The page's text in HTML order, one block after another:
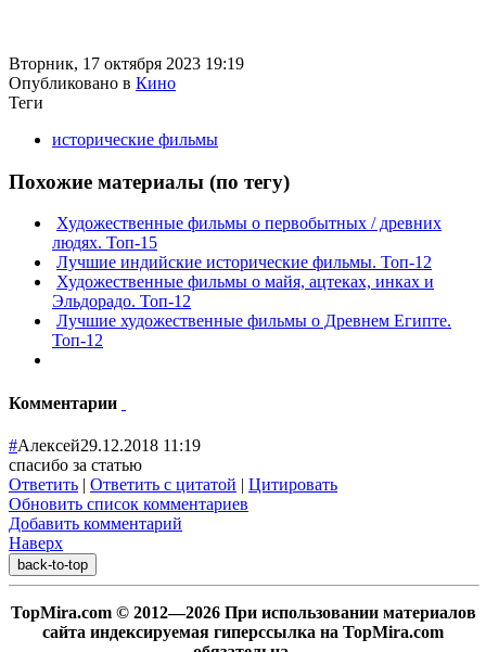
Вторник, 17 октября 2023 19:19
Опубликовано в Кино
Теги
исторические фильмы
Похожие материалы (по тегу)
Художественные фильмы о первобытных / древних
людях. Топ-15
Лучшие индийские исторические фильмы. Топ-12
Художественные фильмы о майя, ацтеках, инках и
Эльдорадо. Топ-12
Лучшие художественные фильмы о Древнем Египте.
Топ-12
Комментарии
#Алексей29.12.2018 11:19
спасибо за статью
Ответить | Ответить с цитатой | Цитировать
Обновить список комментариев
Добавить комментарий
Наверх
back-to-top
TopMira.com © 2012—2026 При использовании материалов
сайта индексируемая гиперссылка на TopMira.com